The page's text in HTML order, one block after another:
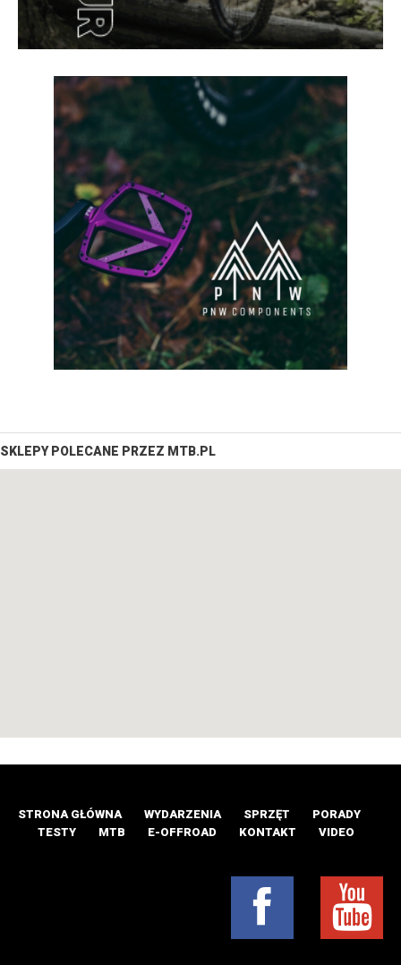
SKLEPY POLECANE PRZEZ MTB.PL
STRONA GŁÓWNA WYDARZENIA SPRZĘT
PORADY
TESTY
MTB E-OFFROAD KONTAKT VIDEO